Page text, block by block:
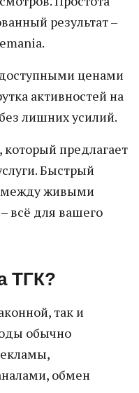
результат –
ценами
активностей на
лишних усилий.
который предлагает
Быстрый
между живыми
всё для вашего
ТГК?
так и
обычно
обмен